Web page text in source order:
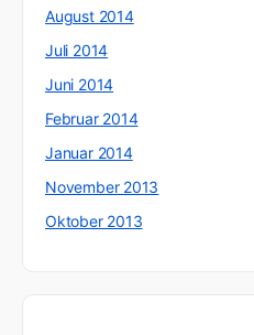
August 2014
Juli 2014
Juni 2014
Februar 2014
Januar 2014
November 2013
Oktober 2013